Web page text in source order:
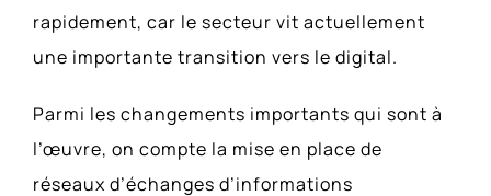
rapidement, car le secteur vit actuellement
une importante transition vers le digital.
Parmi les changements importants qui sont à
l’œuvre, on compte la mise en place de
réseaux d’échanges d’informations